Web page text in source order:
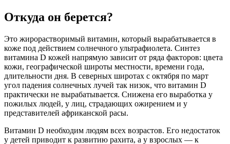
Откуда он берется?
Это жирорастворимый витамин, который вырабатывается в
коже под действием солнечного ультрафиолета. Синтез
витамина D кожей напрямую зависит от ряда факторов: цвета
кожи, географической широты местности, времени года,
длительности дня. В северных широтах с октября по март
угол падения солнечных лучей так низок, что витамин D
практически не вырабатывается. Снижена его выработка у
пожилых людей, у лиц, страдающих ожирением и у
представителей африканской расы.
Витамин D необходим людям всех возрастов. Его недостаток
у детей приводит к развитию рахита, а у взрослых — к